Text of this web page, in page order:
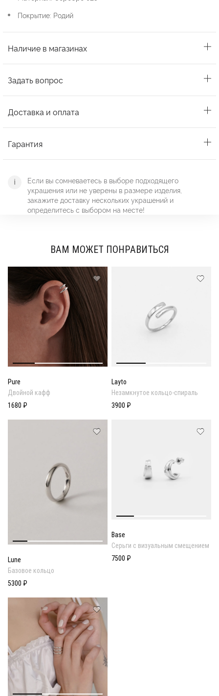
Покрытие: Родий
Наличие в магазинах
Задать вопрос
Доставка и оплата
Гарантия
Если вы сомневаетесь в выборе подходящего
украшения или не уверены в размере изделия,
закажите доставку нескольких украшений и
определитесь с выбором на месте!
ВАМ МОЖЕТ ПОНРАВИТЬСЯ
Pure
Двойной кафф
1680 ₽
Layto
Незамкнутое кольцо-спираль
3900 ₽
Lune
Базовое кольцо
5300 ₽
Base
Серьги с визуальным смещением
7500 ₽